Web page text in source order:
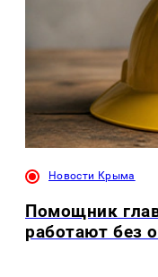
Новости Крыма
Помощник
работают без